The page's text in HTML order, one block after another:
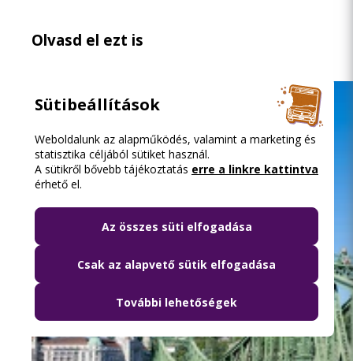
Olvasd el ezt is
Sütibeállítások
Weboldalunk az alapműködés, valamint a marketing és
statisztika céljából sütiket használ.
A sütikről bővebb tájékoztatás erre a linkre kattintva
érhető el.
Az összes süti elfogadása
Csak az alapvető sütik elfogadása
További lehetőségek